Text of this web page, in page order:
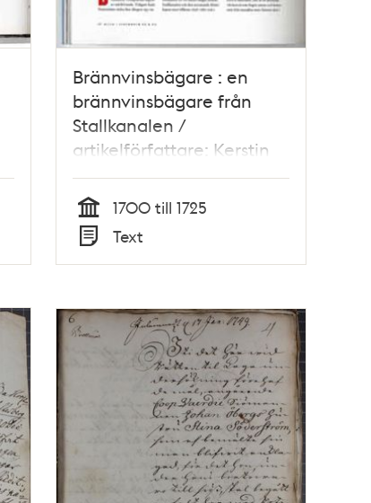
Brännvinsbägare : en
brännvinsbägare från
Stallkanalen /
artikelförfattare: Kerstin
Söderlund och Helena
Fennö
Tid
1700 till 1725
Typ
Text